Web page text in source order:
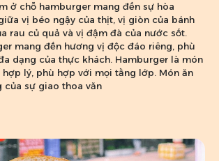
ở chỗ hamburger mang đến sự hòa
vị béo ngậy của thịt, vị giòn của bánh
rau củ quả và vị đậm đà của nước sốt.
mang đến hương vị độc đáo riêng, phù
dạng của thực khách. Hamburger là món
lý, phù hợp với mọi tầng lớp. Món ăn
của sự giao thoa văn